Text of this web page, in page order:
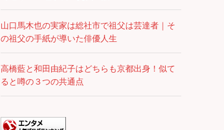
山口馬木也の実家は総社市で祖父は芸達者｜そ
の祖父の手紙が導いた俳優人生
高橋藍と和田由紀子はどちらも京都出身！似て
ると噂の３つの共通点